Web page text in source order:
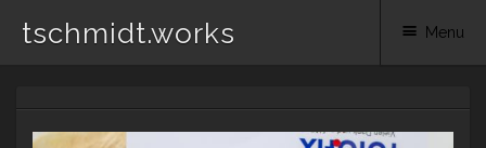
tschmidt.works Menu
content